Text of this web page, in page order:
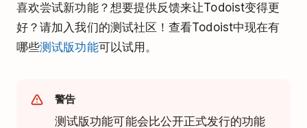
喜欢尝试新功能？想要提供反馈来让Todoist变得更
好？请加入我们的测试社区！查看Todoist中现在有
哪些测试版功能可以试用。
警告
测试版功能可能会比公开正式发行的功能